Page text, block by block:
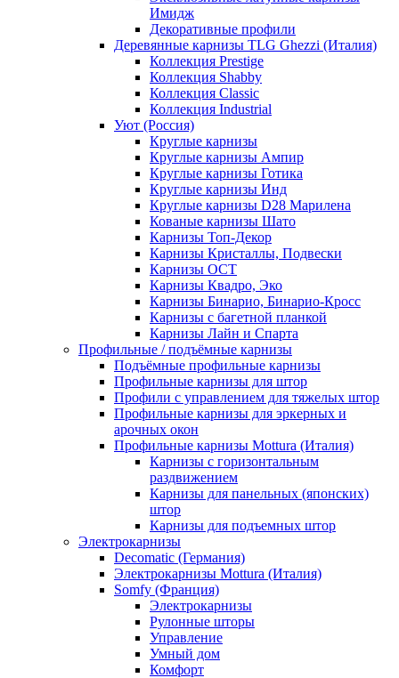
Имидж
Декоративные профили
Деревянные карнизы TLG Ghezzi (Италия)
Коллекция Prestige
Коллекция Shabby
Коллекция Classic
Коллекция Industrial
Уют (Россия)
Круглые карнизы
Круглые карнизы Ампир
Круглые карнизы Готика
Круглые карнизы Инд
Круглые карнизы D28 Марилена
Кованые карнизы Шато
Карнизы Топ-Декор
Карнизы Кристаллы, Подвески
Карнизы ОСТ
Карнизы Квадро, Эко
Карнизы Бинарио, Бинарио-Кросс
Карнизы с багетной планкой
Карнизы Лайн и Спарта
Профильные / подъёмные карнизы
Подъёмные профильные карнизы
Профильные карнизы для штор
Профили с управлением для тяжелых штор
Профильные карнизы для эркерных и
арочных окон
Профильные карнизы Mottura (Италия)
Карнизы с горизонтальным
раздвижением
Карнизы для панельных (японских)
штор
Карнизы для подъемных штор
Электрокарнизы
Decomatic (Германия)
Электрокарнизы Mottura (Италия)
Somfy (Франция)
Электрокарнизы
Рулонные шторы
Управление
Умный дом
Комфорт